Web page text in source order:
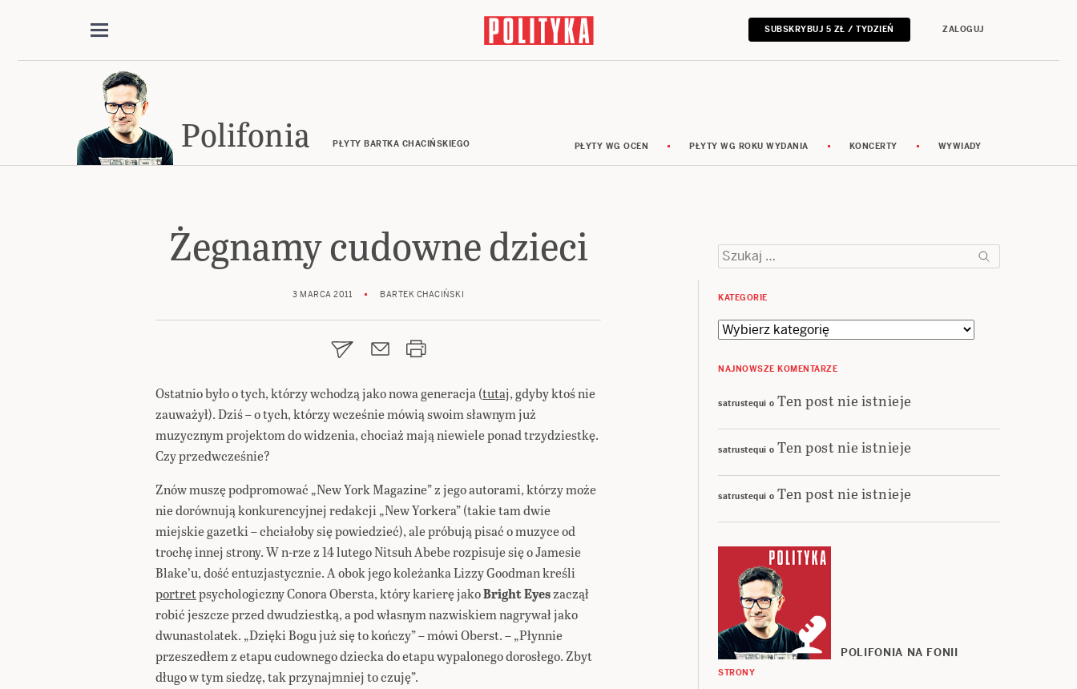
SUBSKRYBUJ 5 ZŁ / TYDZIEŃ ZALOGUJ
Polifonia PŁYTY BARTKA CHACIŃSKIEGO PŁYTY WG OCEN PŁYTY WG ROKU WYDANIA KONCERTY WYWIADY
Żegnamy cudowne dzieci
3 MARCA 2011 BARTEK CHACIŃSKI
Ostatnio było o tych, którzy wchodzą jako nowa generacja (tutaj, gdyby ktoś nie
zauważył). Dziś – o tych, którzy wcześnie mówią swoim sławnym już
muzycznym projektom do widzenia, chociaż mają niewiele ponad trzydziestkę.
Czy przedwcześnie?
Znów muszę podpromować „New York Magazine” z jego autorami, którzy może
nie dorównują konkurencyjnej redakcji „New Yorkera” (takie tam dwie
miejskie gazetki – chciałoby się powiedzieć), ale próbują pisać o muzyce od
trochę innej strony. W n-rze z 14 lutego Nitsuh Abebe rozpisuje się o Jamesie
Blake’u, dość entuzjastycznie. A obok jego koleżanka Lizzy Goodman kreśli
portretpsychologiczny Conora Obersta, który karierę jakoBright Eyeszaczął
robić jeszcze przed dwudziestką, a pod własnym nazwiskiem nagrywał jako
dwunastolatek. „Dzięki Bogu już się to kończy” – mówi Oberst. – „Płynnie
przeszedłem z etapu cudownego dziecka do etapu wypalonego dorosłego. Zbyt
długo w tym siedzę, tak przynajmniej to czuję”.
Szukaj:
KATEGORIE
Kategorie
NAJNOWSZE KOMENTARZE
satrustequi o Ten post nie istnieje
satrustequi o Ten post nie istnieje
satrustequi o Ten post nie istnieje
POLIFONIA NA FONII
STRONY